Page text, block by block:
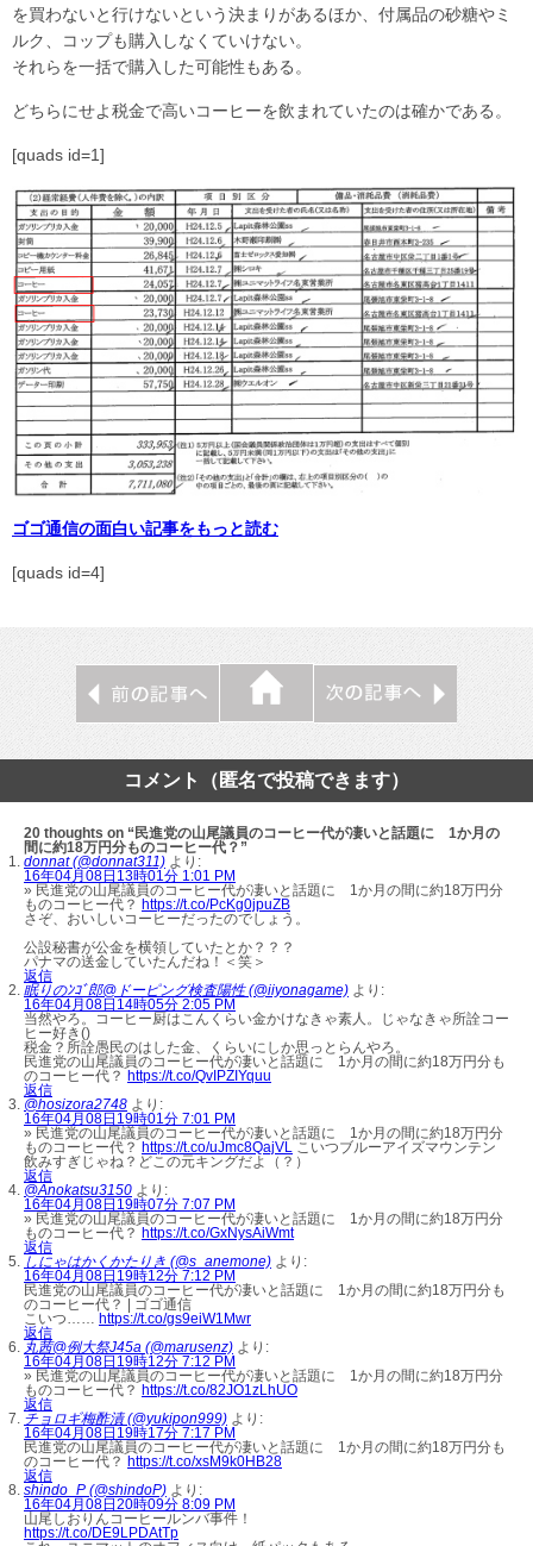
を買わないと行けないという決まりがあるほか、付属品の砂糖やミ
ルク、コップも購入しなくていけない。
それらを一括で購入した可能性もある。
どちらにせよ税金で高いコーヒーを飲まれていたのは確かである。
[quads id=1]
ゴゴ通信の面白い記事をもっと読む
[quads id=4]
コメント（匿名で投稿できます）
20 thoughts on “民進党の山尾議員のコーヒー代が凄いと話題に 1か月の
間に約18万円分ものコーヒー代？”
donnat (@donnat311) より:
16年04月08日13時01分 1:01 PM
» 民進党の山尾議員のコーヒー代が凄いと話題に 1か月の間に約18万円分
ものコーヒー代？ https://t.co/PcKg0jpuZB
さぞ、おいしいコーヒーだったのでしょう。
公設秘書が公金を横領していたとか？？？
パナマの送金していたんだね！＜笑＞
返信
眠りのﾝｺﾞ郎@ドーピング検査陽性 (@iiyonagame) より:
16年04月08日14時05分 2:05 PM
当然やろ。コーヒー厨はこんくらい金かけなきゃ素人。じゃなきゃ所詮コー
ヒー好き()
税金？所詮愚民のはした金、くらいにしか思っとらんやろ。
民進党の山尾議員のコーヒー代が凄いと話題に 1か月の間に約18万円分も
のコーヒー代？ https://t.co/QvIPZIYquu
返信
@hosizora2748 より:
16年04月08日19時01分 7:01 PM
» 民進党の山尾議員のコーヒー代が凄いと話題に 1か月の間に約18万円分
ものコーヒー代？ https://t.co/uJmc8QajVL
こいつブルーアイズマウンテン
飲みすぎじゃね？どこの元キングだよ（？）
返信
@Anokatsu3150 より:
16年04月08日19時07分 7:07 PM
» 民進党の山尾議員のコーヒー代が凄いと話題に 1か月の間に約18万円分
ものコーヒー代？ https://t.co/GxNysAiWmt
返信
しにゃはかくかたりき (@s_anemone) より:
16年04月08日19時12分 7:12 PM
民進党の山尾議員のコーヒー代が凄いと話題に 1か月の間に約18万円分も
のコーヒー代？ | ゴゴ通信
こいつ…… https://t.co/gs9eiW1Mwr
返信
丸茜@例大祭J45a (@marusenz) より:
16年04月08日19時12分 7:12 PM
» 民進党の山尾議員のコーヒー代が凄いと話題に 1か月の間に約18万円分
ものコーヒー代？ https://t.co/82JO1zLhUO
返信
チョロギ梅酢漬 (@yukipon999) より:
16年04月08日19時17分 7:17 PM
民進党の山尾議員のコーヒー代が凄いと話題に 1か月の間に約18万円分も
のコーヒー代？ https://t.co/xsM9k0HB28
返信
shindo_P (@shindoP) より:
16年04月08日20時09分 8:09 PM
山尾しおりんコーヒールンバ事件！
https://t.co/DE9LPDAtTp